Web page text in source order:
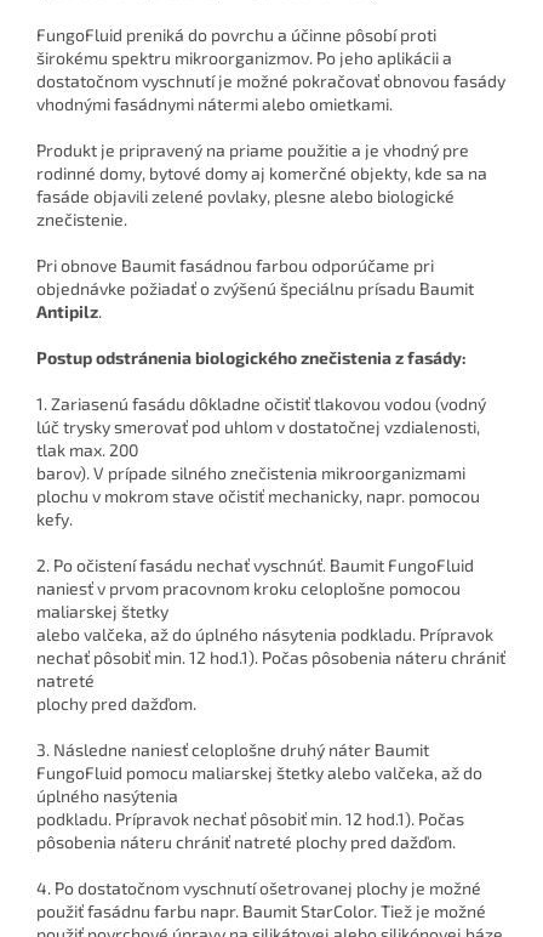
FungoFluid preniká do povrchu a účinne pôsobí proti
širokému spektru mikroorganizmov. Po jeho aplikácii a
dostatočnom vyschnutí je možné pokračovať obnovou fasády
vhodnými fasádnymi nátermi alebo omietkami.
Produkt je pripravený na priame použitie a je vhodný pre
rodinné domy, bytové domy aj komerčné objekty, kde sa na
fasáde objavili zelené povlaky, plesne alebo biologické
znečistenie.
Pri obnove Baumit fasádnou farbou odporúčame pri
objednávke požiadať o zvýšenú špeciálnu prísadu Baumit
Antipilz.
Postup odstránenia biologického znečistenia z fasády:
1. Zariasenú fasádu dôkladne očistiť tlakovou vodou (vodný
lúč trysky smerovať pod uhlom v dostatočnej vzdialenosti,
tlak max. 200
barov). V prípade silného znečistenia mikroorganizmami
plochu v mokrom stave očistiť mechanicky, napr. pomocou
kefy.
2. Po očistení fasádu nechať vyschnúť. Baumit FungoFluid
naniesť v prvom pracovnom kroku celoplošne pomocou
maliarskej štetky
alebo valčeka, až do úplného násytenia podkladu. Prípravok
nechať pôsobiť min. 12 hod.1). Počas pôsobenia náteru chrániť
natreté
plochy pred dažďom.
3. Následne naniesť celoplošne druhý náter Baumit
FungoFluid pomocu maliarskej štetky alebo valčeka, až do
úplného nasýtenia
podkladu. Prípravok nechať pôsobiť min. 12 hod.1). Počas
pôsobenia náteru chrániť natreté plochy pred dažďom.
4. Po dostatočnom vyschnutí ošetrovanej plochy je možné
použiť fasádnu farbu napr. Baumit StarColor. Tiež je možné